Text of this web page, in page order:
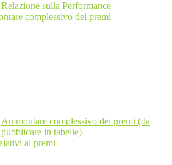
Relazione sulla Performance
complessivo dei premi
Ammontare complessivo dei premi (da
pubblicare in tabelle)
ai premi